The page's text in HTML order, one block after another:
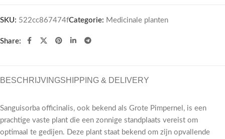
SKU: 522cc867474fCategorie: Medicinale planten
Share:
BESCHRIJVINGSHIPPING & DELIVERY
Sanguisorba officinalis, ook bekend als Grote Pimpernel, is een
prachtige vaste plant die een zonnige standplaats vereist om
optimaal te gedijen. Deze plant staat bekend om zijn opvallende